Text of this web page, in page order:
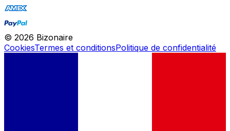
© 2026 Bizonaire
CookiesTermes et conditionsPolitique de confidentialité